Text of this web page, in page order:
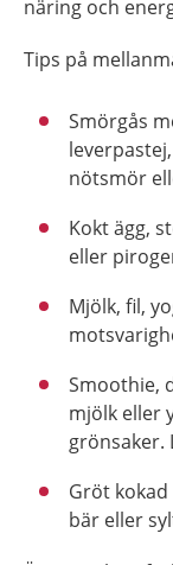
näring och
Tips på
Smörgås
nötsmör
Kokt ägg,
eller
Mjölk, fil,
Smoothie,
mjölk eller
grönsaker.
Gröt
bär eller